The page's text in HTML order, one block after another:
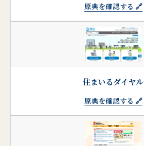
原典を確認する 🔗
住まいるダイヤル
原典を確認する 🔗